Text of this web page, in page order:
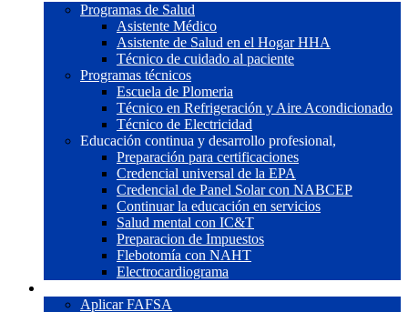
Programas de Salud
Asistente Médico
Asistente de Salud en el Hogar HHA
Técnico de cuidado al paciente
Programas técnicos
Escuela de Plomeria
Técnico en Refrigeración y Aire Acondicionado
Técnico de Electricidad
Educación continua y desarrollo profesional,
Preparación para certificaciones
Credencial universal de la EPA
Credencial de Panel Solar con NABCEP
Continuar la educación en servicios
Salud mental con IC&T
Preparacion de Impuestos
Flebotomía con NAHT
Electrocardiograma
Aplicar FAFSA